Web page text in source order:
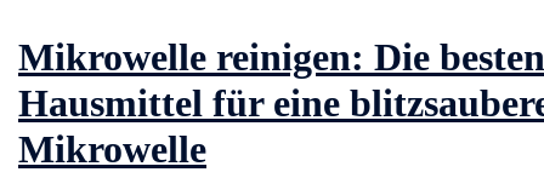
Mikrowelle reinigen: Die besten
Hausmittel für eine
Mikrowelle